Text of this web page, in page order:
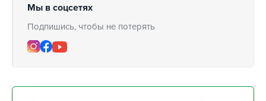
Мы в соцсетях
Подпишись, чтобы не потерять